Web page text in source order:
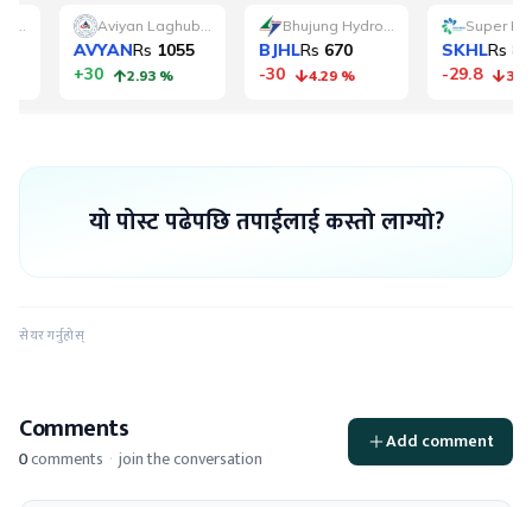
यो पोस्ट पढेपछि तपाईलाई कस्तो लाग्यो?
सेयर गर्नुहोस्
Comments
0comments · join the conversation
Add comment